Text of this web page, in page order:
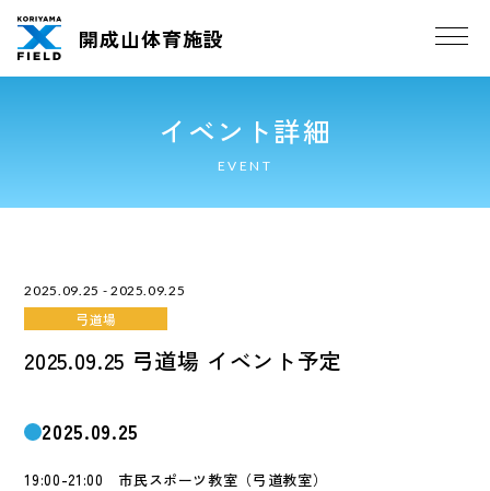
開成山体育施設
イベント詳細
EVENT
2025.09.25 - 2025.09.25
弓道場
2025.09.25 弓道場 イベント予定
2025.09.25
19:00-21:00 市民スポーツ教室（弓道教室）